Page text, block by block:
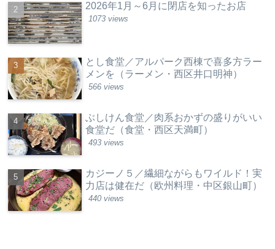
2026年1月～6月に閉店を知ったお店
1073 views
とし食堂／アルパーク西棟で喜多方ラー
メンを（ラーメン・西区井口明神）
566 views
ぶしけん食堂／肉系おかずの盛りがいい
食堂だ（食堂・西区天満町）
493 views
カジーノ５／繊細ながらもワイルド！実
力店は健在だ（欧州料理・中区銀山町）
440 views